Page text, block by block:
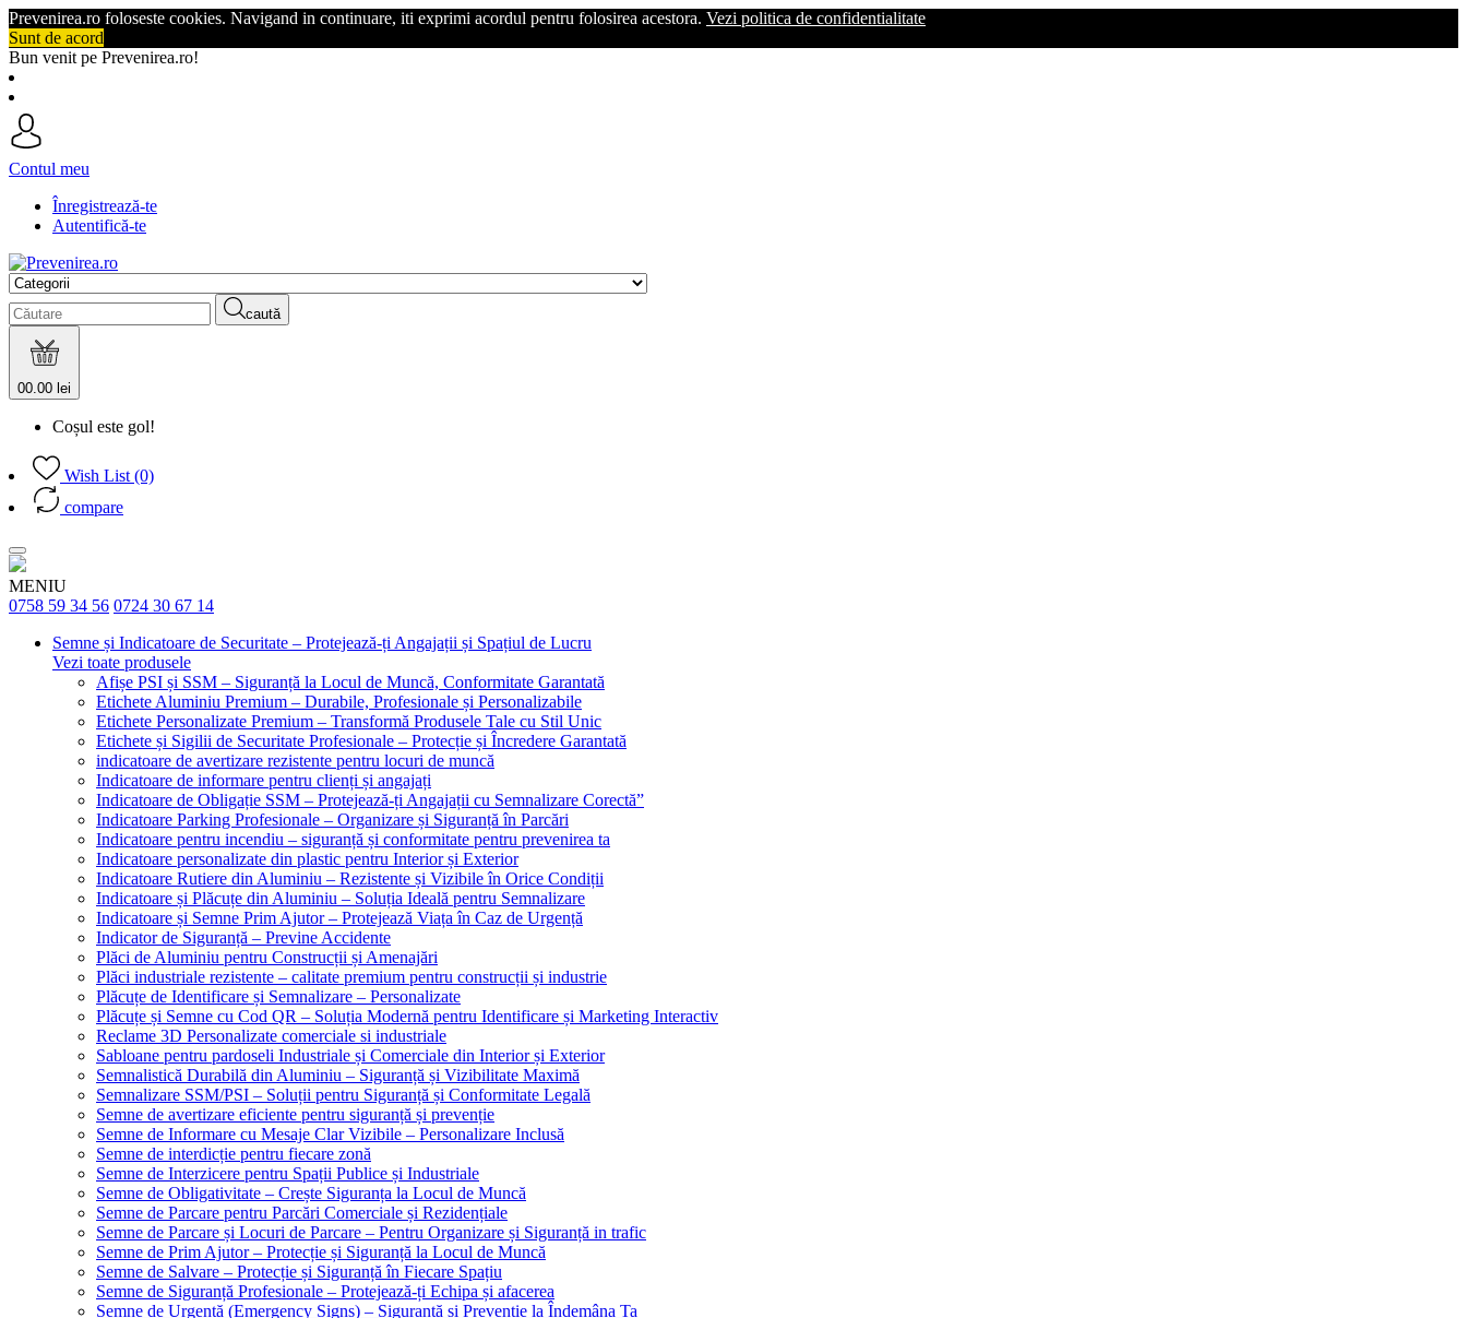
Prevenirea.ro foloseste cookies. Navigand in continuare, iti exprimi acordul pentru folosirea acestora. Vezi politica de confidentialitate
Sunt de acord
Bun venit pe Prevenirea.ro!
Contul meu
Înregistrează-te
Autentifică-te
caută
00.00 lei
Coșul este gol!
Wish List (0)
compare
MENIU
0758 59 34 56 0724 30 67 14
Semne și Indicatoare de Securitate – Protejează-ți Angajații și Spațiul de Lucru
Vezi toate produsele
Afișe PSI și SSM – Siguranță la Locul de Muncă, Conformitate Garantată
Etichete Aluminiu Premium – Durabile, Profesionale și Personalizabile
Etichete Personalizate Premium – Transformă Produsele Tale cu Stil Unic
Etichete și Sigilii de Securitate Profesionale – Protecție și Încredere Garantată
indicatoare de avertizare rezistente pentru locuri de muncă
Indicatoare de informare pentru clienți și angajați
Indicatoare de Obligație SSM – Protejează-ți Angajații cu Semnalizare Corectă”
Indicatoare Parking Profesionale – Organizare și Siguranță în Parcări
Indicatoare pentru incendiu – siguranță și conformitate pentru prevenirea ta
Indicatoare personalizate din plastic pentru Interior și Exterior
Indicatoare Rutiere din Aluminiu – Rezistente și Vizibile în Orice Condiții
Indicatoare și Plăcuțe din Aluminiu – Soluția Ideală pentru Semnalizare
Indicatoare și Semne Prim Ajutor – Protejează Viața în Caz de Urgență
Indicator de Siguranță – Previne Accidente
Plăci de Aluminiu pentru Construcții și Amenajări
Plăci industriale rezistente – calitate premium pentru construcții și industrie
Plăcuțe de Identificare și Semnalizare – Personalizate
Plăcuțe și Semne cu Cod QR – Soluția Modernă pentru Identificare și Marketing Interactiv
Reclame 3D Personalizate comerciale si industriale
Sabloane pentru pardoseli Industriale și Comerciale din Interior și Exterior
Semnalistică Durabilă din Aluminiu – Siguranță și Vizibilitate Maximă
Semnalizare SSM/PSI – Soluții pentru Siguranță și Conformitate Legală
Semne de avertizare eficiente pentru siguranță și prevenție
Semne de Informare cu Mesaje Clar Vizibile – Personalizare Inclusă
Semne de interdicție pentru fiecare zonă
Semne de Interzicere pentru Spații Publice și Industriale
Semne de Obligativitate – Crește Siguranța la Locul de Muncă
Semne de Parcare pentru Parcări Comerciale și Rezidențiale
Semne de Parcare și Locuri de Parcare – Pentru Organizare și Siguranță in trafic
Semne de Prim Ajutor – Protecție și Siguranță la Locul de Muncă
Semne de Salvare – Protecție și Siguranță în Fiecare Spațiu
Semne de Siguranță Profesionale – Protejează-ți Echipa și afacerea
Semne de Urgență (Emergency Signs) – Siguranță și Prevenție la Îndemâna Ta